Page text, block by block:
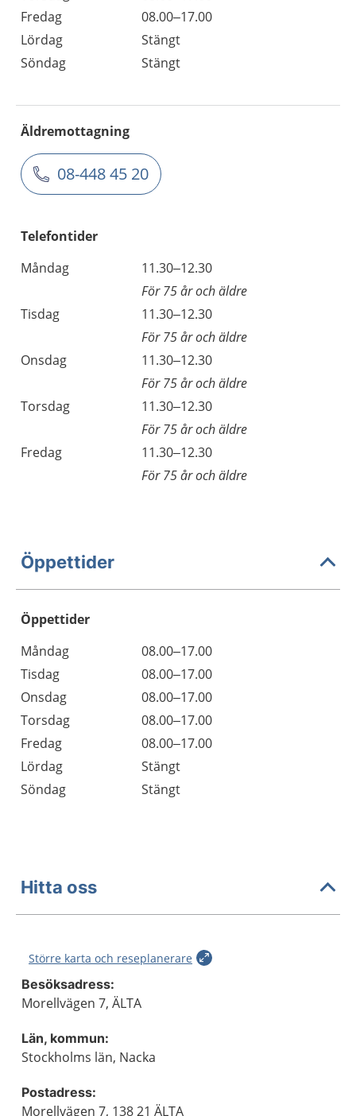
Fredag
08.00–17.00
Lördag
Stängt
Söndag
Stängt
Äldremottagning
08-448 45 20
Telefontider
Måndag
11.30–12.30
För 75 år och äldre
Tisdag
11.30–12.30
För 75 år och äldre
Onsdag
11.30–12.30
För 75 år och äldre
Torsdag
11.30–12.30
För 75 år och äldre
Fredag
11.30–12.30
För 75 år och äldre
Öppettider
Öppettider
Dag
Öppettider
Kommentarer
Måndag
08.00–17.00
Tisdag
08.00–17.00
Onsdag
08.00–17.00
Torsdag
08.00–17.00
Fredag
08.00–17.00
Lördag
Stängt
Söndag
Stängt
Hitta oss
Större karta och reseplanerare
Besöksadress:
Morellvägen 7, ÄLTA
Län, kommun:
Stockholms län, Nacka
Postadress:
Morellvägen 7, 138 21 ÄLTA